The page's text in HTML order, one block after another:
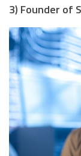
3) Founder of